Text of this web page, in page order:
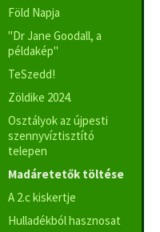
Föld Napja
"Dr Jane Goodall, a
példakép"
TeSzedd!
Zöldike 2024.
Osztályok az újpesti
szennyvíztisztító
telepen
Madáretetők töltése
A 2.c kiskertje
Hulladékból hasznosat